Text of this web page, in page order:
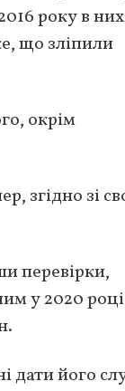
року в них
що зліпили
окрім
згідно зі
перевірки,
у 2020
дати його